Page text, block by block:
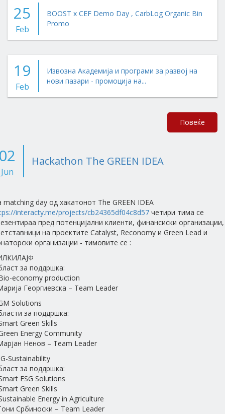
25
Feb
BOOST x CEF Demo Day , CarbLog Organic Bin
Promo
19
Feb
Извозна Академија и програми за развој на
нови пазари - промоција на...
Повеќе
Jun
Hackathon The GREEN IDEA
matching day од хакатонот The GREEN IDEA
interacty.me/projects/cb24365df04c8d57 четири тима се
пред потенцијални клиенти, финансиски организации,
на проектите Catalyst, Reconomy и Green Lead и
организации - тимовите се :
за поддршка:
economy production
Георгиевска – Team Leader
Solutions
за поддршка:
Green Skills
Energy Community
Ненов – Team Leader
Sustainability
за поддршка:
ESG Solutions
Green Skills
Energy in Agriculture
Србиноски – Team Leader